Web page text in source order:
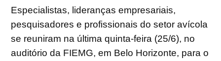
Especialistas, lideranças empresariais,
pesquisadores e profissionais do setor avícola
se reuniram na última quinta-feira (25/6), no
auditório da FIEMG, em Belo Horizonte, para o